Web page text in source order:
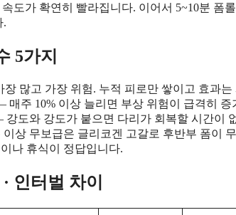
도가 확연히 빨라집니다. 이어서 5~10분 폼
.
5가지
많고 가장 위험. 누적 피로만 쌓이고 효과는
매주 10% 이상 늘리면 부상 위험이 급격히 증
도와 강도가 붙으면 다리가 회복할 시간이
상 무보급은 글리코겐 고갈로 후반부 폼이
나 휴식이 정답입니다.
인터벌 차이